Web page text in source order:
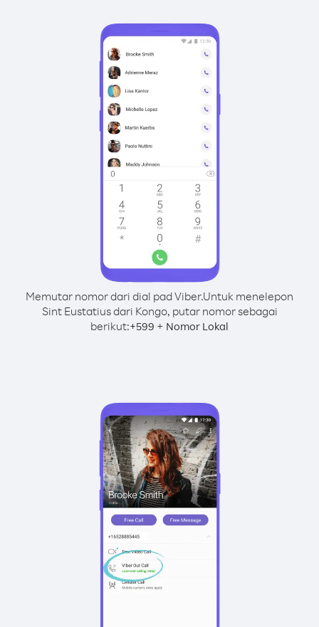
Memutar nomor dari dial pad Viber.Untuk menelepon
Sint Eustatius dari Kongo, putar nomor sebagai
berikut:+599 + Nomor Lokal